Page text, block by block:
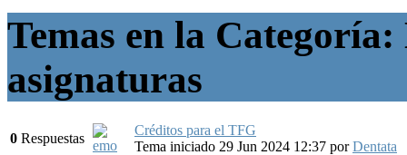
Temas en la
asignaturas
0 Respuestas
Créditos para el TFG
Tema iniciado 29 Jun 2024 12:37 porDentata